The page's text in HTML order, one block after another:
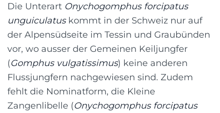
Die Unterart Onychogomphus forcipatus
unguiculatuskommt in der Schweiz nur auf
der Alpensüdseite im Tessin und Graubünden
vor, wo ausser der Gemeinen Keiljungfer
(Gomphus vulgatissimus) keine anderen
Flussjungfern nachgewiesen sind. Zudem
fehlt die Nominatform, die Kleine
Zangenlibelle (Onychogomphus forcipatus